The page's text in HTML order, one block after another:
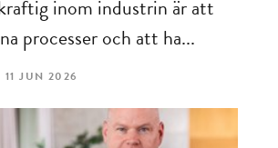
inom industrin är att
processer och att ha...
JUN 2026